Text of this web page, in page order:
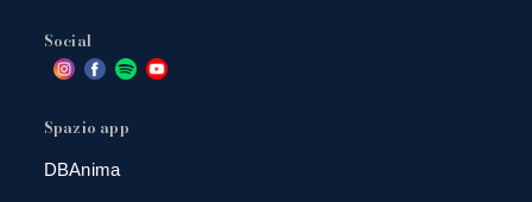
Social
Spazio app
DBAnima